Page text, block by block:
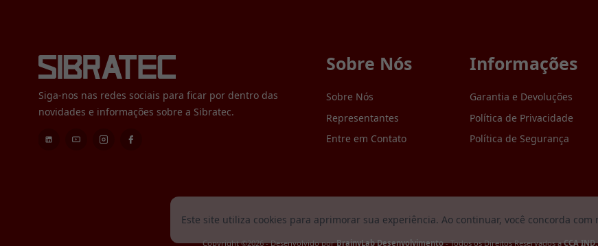
Siga-nos nas redes sociais para ficar por dentro das
novidades e informações sobre a Sibratec.
Sobre Nós
Sobre Nós
Representantes
Entre em Contato
Informações
Garantia e Devoluções
Política de Privacidade
Política de Segurança
Copyright ©2026 - Desenvolvido porBrainyLab Desenvolvimento- Todos os Direitos Reservados aCCA
Este site utiliza cookies para aprimorar sua experiência. Ao continuar, você concorda com